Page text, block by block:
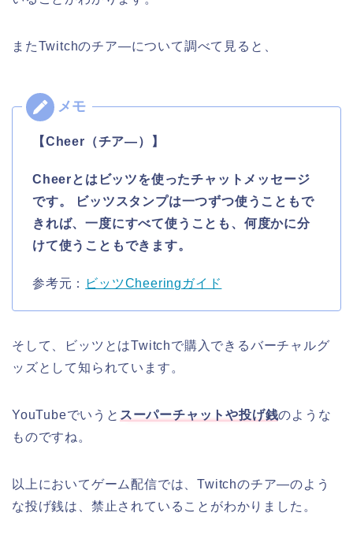
またTwitchのチア―について調べて見ると、
【Cheer（チア―）】
Cheerとはビッツを使ったチャットメッセージ
です。 ビッツスタンプは一つずつ使うこともで
きれば、一度にすべて使うことも、何度かに分
けて使うこともできます。
参考元： ビッツCheeringガイド
そして、ビッツとはTwitchで購入できるバーチャルグ
ッズとして知られています。
YouTubeでいうと スーパーチャットや投げ銭のような
ものですね。
以上においてゲーム配信では、Twitchのチア―のよう
な投げ銭は、禁止されていることがわかりました。